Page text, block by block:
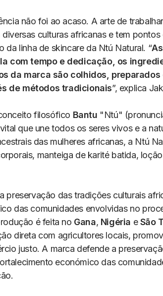
não foi ao acaso. A arte de
culturas africanas e tem
da linha de skincare da Ntú Natural. “
com tempo e dedicação, os
da marca são colhidos, preparados
de métodos tradicionais”, explica
filosófico Bantu "Ntú"
que une todos os seres vivos e a
das mulheres africanas, a Ntú
manteiga de karité batida,
preservação das tradições culturais
das comunidades envolvidas no
é feita no Gana, Nigéria eSão
direta com agricultores locais,
justo. A marca defende a
económico das